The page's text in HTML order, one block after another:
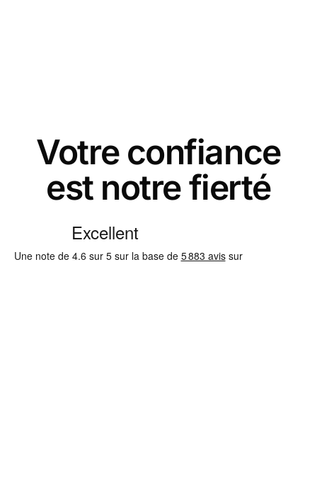
Votre confiance
est notre fierté